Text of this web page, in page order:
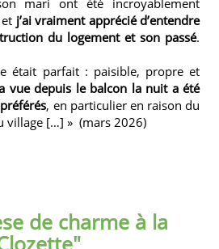
mari ont été incroyablement
j’ai vraiment apprécié d’entendre
du logement et son passé.
était parfait : paisible, propre et
vue depuis le balcon la nuit a été
, en particulier en raison du
village […] » (mars 2026)
de charme à la